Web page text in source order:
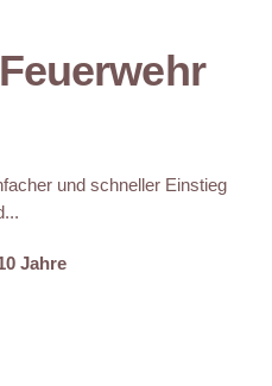
und schneller Einstieg
Jahre